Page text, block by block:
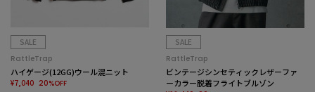
SALE
RattleTrap
ハイゲージ(12GG)ウール混ニット
¥7,040 20%OFF
SALE
RattleTrap
ビンテージシンセティックレザーファ
ーカラー脱着フライトブルゾン